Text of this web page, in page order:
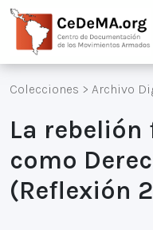
Colecciones > Archivo
La rebelión
como
(Reflexión